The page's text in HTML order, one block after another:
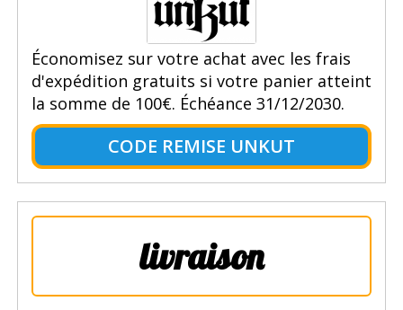
Économisez sur votre achat avec les frais
d'expédition gratuits si votre panier atteint
la somme de 100€. Échéance 31/12/2030.
CODE REMISE UNKUT
livraison